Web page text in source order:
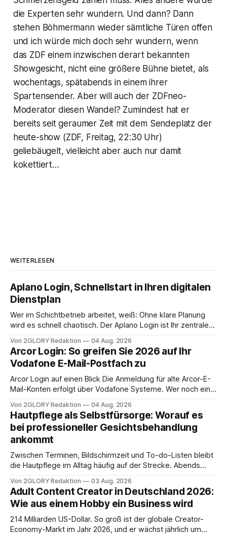
die Experten sehr wundern. Und dann? Dann
stehen Böhmermann wieder sämtliche Türen offen
und ich würde mich doch sehr wundern, wenn
das ZDF einem inzwischen derart bekannten
Showgesicht, nicht eine größere Bühne bietet, als
wochentags, spätabends in einem ihrer
Spartensender. Aber will auch der ZDFneo-
Moderator diesen Wandel? Zumindest hat er
bereits seit geraumer Zeit mit dem Sendeplatz der
heute-show (ZDF, Freitag, 22:30 Uhr)
geliebäugelt, vielleicht aber auch nur damit
kokettiert…
WEITERLESEN
Aplano Login, Schnellstart in Ihren digitalen
Dienstplan
Wer im Schichtbetrieb arbeitet, weiß: Ohne klare Planung
wird es schnell chaotisch. Der Aplano Login ist Ihr zentraler
abwesenheiten und die gesamte kommunikation rund um
Ihr personal digital zu organisieren. In diesem Leitfaden
erfahren Sie alles, was Sie für einen reibungslosen Einstieg
brauchen, von der Registrierung
Von 2GLORY Redaktion 04 Aug. 2026
Arcor Login: So greifen Sie 2026 auf Ihr
Vodafone E-Mail-Postfach zu
Arcor Login auf einen Blick Die Anmeldung für alte Arcor-E-
Mail-Konten erfolgt über Vodafone Systeme. Wer noch eine
besitzt, loggt sich heute über das Vodafone E-Mail & Cloud
Portal ein. Der klassische Arcor Login über mail.
Von 2GLORY Redaktion 04 Aug. 2026
Hautpflege als Selbstfürsorge: Worauf es
bei professioneller Gesichtsbehandlung
ankommt
Zwischen Terminen, Bildschirmzeit und To-do-Listen bleibt
die Hautpflege im Alltag häufig auf der Strecke. Abends
Drogerie – mehr ist zeitlich oft nicht drin. Dabei reagiert die
Haut empfindlich auf Stress, Schlafmangel und
Umwelteinflüsse: Sie wirkt müde, spannt oder neigt zu
Unreinheiten. Professionelle
Von 2GLORY Redaktion 03 Aug. 2026
Adult Content Creator in Deutschland 2026:
Wie aus einem Hobby ein Business wird
214 Milliarden US-Dollar. So groß ist der globale Creator-
Economy-Markt im Jahr 2026, und er wächst jährlich um